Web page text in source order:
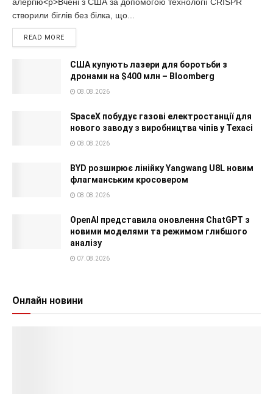
створили біглів без білка, що...
READ MORE
США купують лазери для боротьби з
дронами на $400 млн – Bloomberg
08.08.2026
SpaceX побудує газові електростанції для
нового заводу з виробництва чіпів у Техасі
08.08.2026
BYD розширює лінійку Yangwang U8L новим
флагманським кросовером
08.08.2026
OpenAI представила оновлення ChatGPT з
новими моделями та режимом глибшого
аналізу
07.08.2026
Онлайн новини